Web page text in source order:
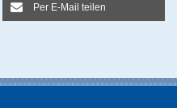
Per E-Mail teilen